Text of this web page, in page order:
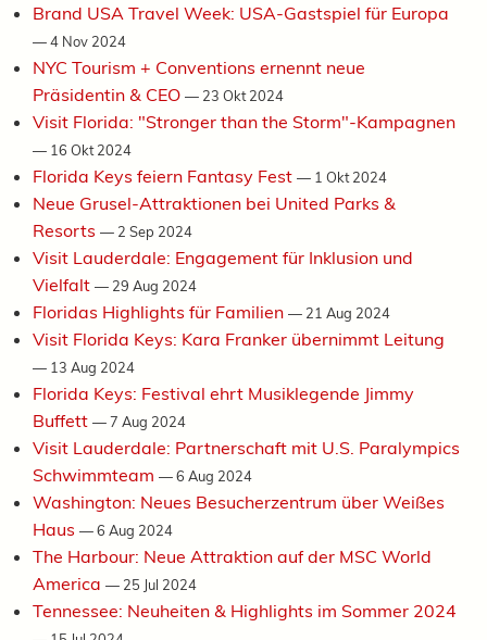
Brand USA Travel Week: USA-Gastspiel für Europa
—4 Nov 2024
NYC Tourism + Conventions ernennt neue
Präsidentin & CEO — 23 Okt 2024
Visit Florida: "Stronger than the Storm"-Kampagnen
— 16 Okt 2024
Florida Keys feiern Fantasy Fest — 1 Okt 2024
Neue Grusel-Attraktionen bei United Parks &
Resorts — 2 Sep 2024
Visit Lauderdale: Engagement für Inklusion und
Vielfalt — 29 Aug 2024
Floridas Highlights für Familien — 21 Aug 2024
Visit Florida Keys: Kara Franker übernimmt Leitung
— 13 Aug 2024
Florida Keys: Festival ehrt Musiklegende Jimmy
Buffett —7 Aug 2024
Visit Lauderdale: Partnerschaft mit U.S. Paralympics
Schwimmteam —6 Aug 2024
Washington: Neues Besucherzentrum über Weißes
Haus —6 Aug 2024
The Harbour: Neue Attraktion auf der MSC World
America — 25 Jul 2024
Tennessee: Neuheiten & Highlights im Sommer 2024